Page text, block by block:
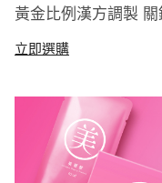
黃金比例漢方調製
立即選購